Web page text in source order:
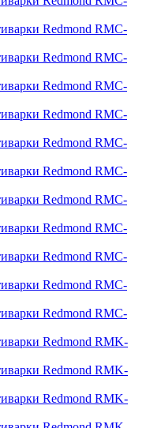
Redmond RMC-
Redmond RMC-
Redmond RMC-
Redmond RMC-
Redmond RMC-
Redmond RMC-
Redmond RMC-
Redmond RMC-
Redmond RMC-
Redmond RMC-
Redmond RMC-
Redmond RMK-
Redmond RMK-
Redmond RMK-